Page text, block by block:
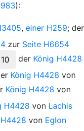
):
, einer H259; der
zur Seite H6654
10 der König H4428
König H4428 von
König H4428 von
H4428 von Lachis
H4428 von Eglon